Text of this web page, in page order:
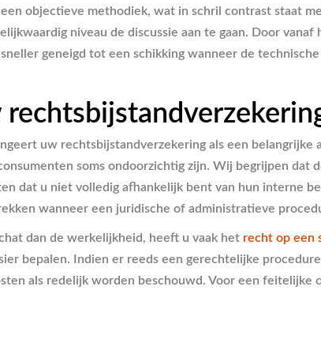
objectieve methodiek, wat in schril contrast staat
niveau de discussie aan te gaan. Door
geneigd tot een schikking wanneer de
uw rechtsbijstandverzekering als een belangrijke
soms ondoorzichtig zijn. Wij begrijpen dat
dat u niet volledig afhankelijk bent van hun interne
wanneer een juridische of administratieve
dan de werkelijkheid, heeft u vaak het recht op een
bepalen. Indien er reeds een gerechtelijke
als redelijk worden beschouwd. Voor een